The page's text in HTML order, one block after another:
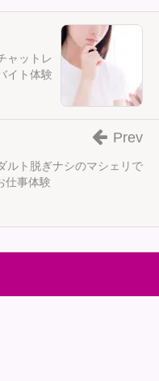
ャットレ
イト体験
ルト脱ぎナシのマシェリで
仕事体験
Prev